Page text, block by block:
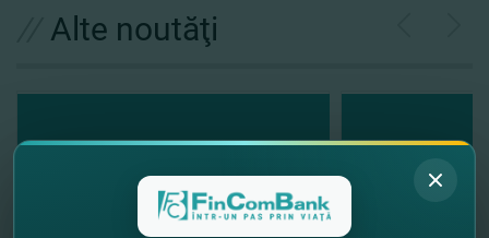
Alte noutăţi